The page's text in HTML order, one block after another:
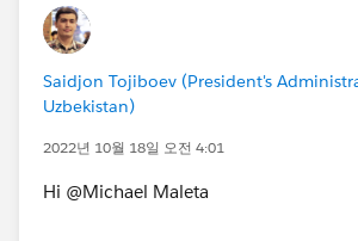
Saidjon Tojiboev (President's
Uzbekistan)
2022년 10월 18일 오전 4:01
Hi @Michael Maleta​